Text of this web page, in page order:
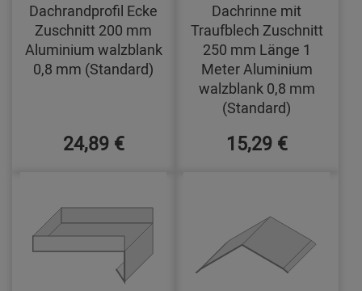
Dachrandprofil Ecke
Zuschnitt 200 mm
Aluminium walzblank
0,8 mm (Standard)
24,89 €
Dachrinne mit
Traufblech Zuschnitt
250 mm Länge 1
Meter Aluminium
walzblank 0,8 mm
(Standard)
15,29 €